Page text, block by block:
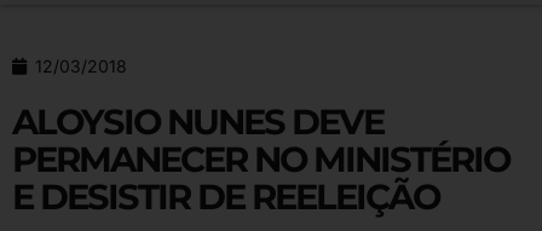
12/03/2018
ALOYSIO NUNES DEVE
PERMANECER NO MINISTÉRIO
E DESISTIR DE REELEIÇÃO